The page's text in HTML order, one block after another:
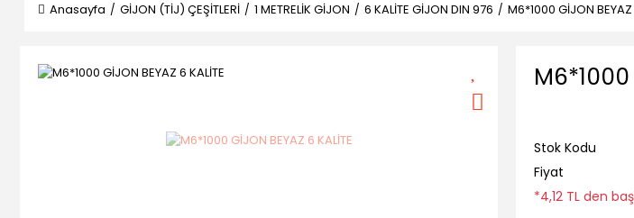
Anasayfa GİJON (TİJ) ÇEŞİTLERİ 1 METRELİK GİJON 6 KALİTE GİJON DIN 976 M6*1000 GİJON BEYAZ
M6*1000
Stok Kodu
Fiyat
*4,12 TL den